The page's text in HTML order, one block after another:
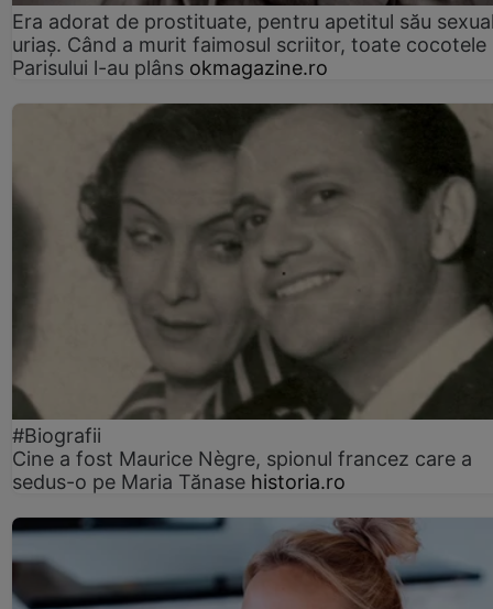
Era adorat de prostituate, pentru apetitul său
uriaș. Când a murit faimosul scriitor, toate cocotele
Parisului l-au plâns okmagazine.ro
#Biografii
Cine a fost Maurice Nègre, spionul francez care a
sedus-o pe Maria Tănase historia.ro